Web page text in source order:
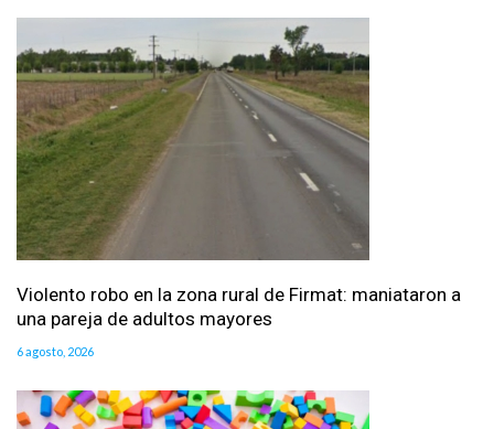
Violento robo en la zona rural de Firmat: maniataron a
una pareja de adultos mayores
6 agosto, 2026